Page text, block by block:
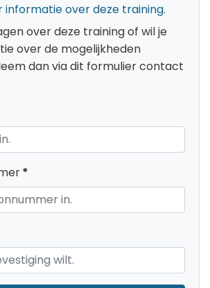
informatie over deze training.
over deze training of wil je
over de mogelijkheden
dan via dit formulier contact
*